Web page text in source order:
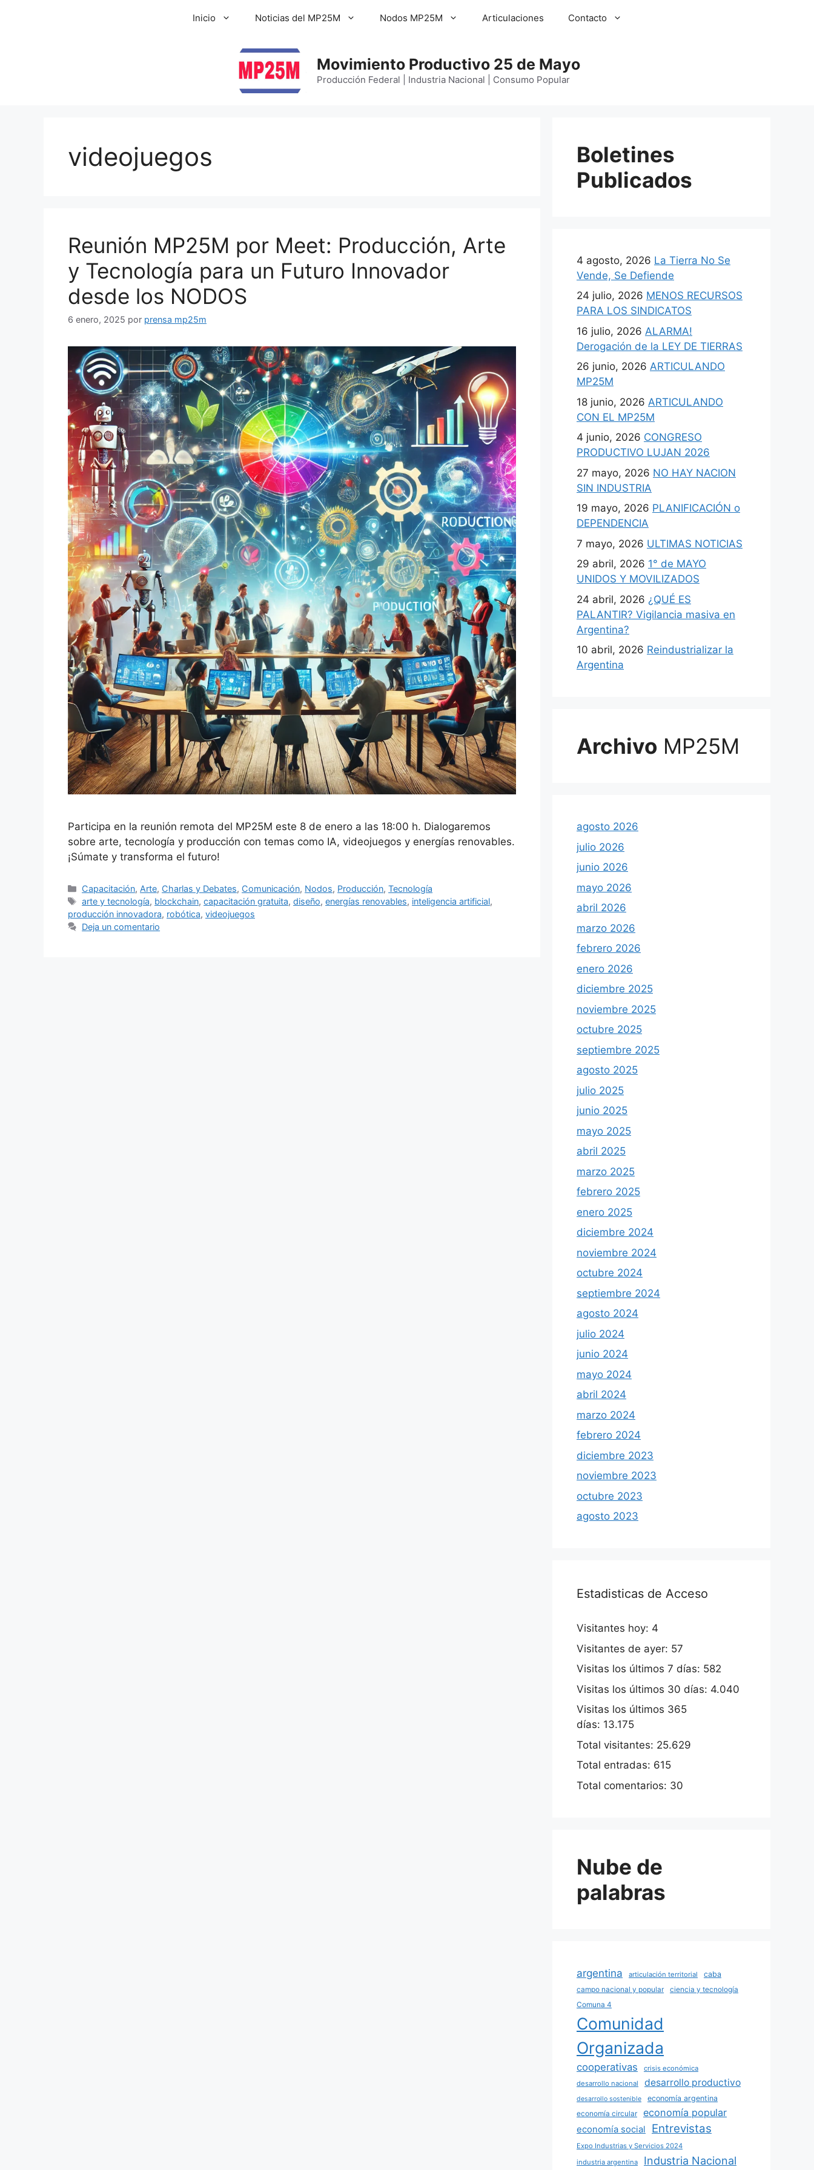
Inicio Noticias del MP25M Nodos MP25M Articulaciones Contacto
Movimiento Productivo 25 de Mayo
Producción Federal | Industria Nacional | Consumo Popular
videojuegos
Reunión MP25M por Meet: Producción, Arte
y Tecnología para un Futuro Innovador
desde los NODOS
6 enero, 2025 por prensa mp25m
Participa en la reunión remota del MP25M este 8 de enero a las 18:00 h. Dialogaremos
sobre arte, tecnología y producción con temas como IA, videojuegos y energías renovables.
¡Súmate y transforma el futuro!
Capacitación, Arte, Charlas y Debates, Comunicación, Nodos, Producción,Tecnología
arte y tecnología, blockchain,capacitación gratuita,diseño,energías renovables, inteligencia artificial,
producción innovadora, robótica, videojuegos
Deja un comentario
Boletines
Publicados
4 agosto, 2026 La Tierra No Se
Vende, Se Defiende
24 julio, 2026 MENOS RECURSOS
PARA LOS SINDICATOS
16 julio, 2026 ALARMA!
Derogación de la LEY DE TIERRAS
26 junio, 2026 ARTICULANDO
MP25M
18 junio, 2026 ARTICULANDO
CON EL MP25M
4 junio, 2026 CONGRESO
PRODUCTIVO LUJAN 2026
27 mayo, 2026 NO HAY NACION
SIN INDUSTRIA
19 mayo, 2026 PLANIFICACIÓN o
DEPENDENCIA
7 mayo, 2026 ULTIMAS NOTICIAS
29 abril, 2026 1° de MAYO
UNIDOS Y MOVILIZADOS
24 abril, 2026 ¿QUÉ ES
PALANTIR? Vigilancia masiva en
Argentina?
10 abril, 2026 Reindustrializar la
Argentina
Archivo MP25M
agosto 2026
julio 2026
junio 2026
mayo 2026
abril 2026
marzo 2026
febrero 2026
enero 2026
diciembre 2025
noviembre 2025
octubre 2025
septiembre 2025
agosto 2025
julio 2025
junio 2025
mayo 2025
abril 2025
marzo 2025
febrero 2025
enero 2025
diciembre 2024
noviembre 2024
octubre 2024
septiembre 2024
agosto 2024
julio 2024
junio 2024
mayo 2024
abril 2024
marzo 2024
febrero 2024
diciembre 2023
noviembre 2023
octubre 2023
agosto 2023
Estadisticas de Acceso
Visitantes hoy: 4
Visitantes de ayer: 57
Visitas los últimos 7 días: 582
Visitas los últimos 30 días: 4.040
Visitas los últimos 365
días: 13.175
Total visitantes: 25.629
Total entradas: 615
Total comentarios: 30
Nube de
palabras
argentina articulación territorial
caba
campo nacional y popular
ciencia y tecnología
Comuna 4
Comunidad
Organizada
cooperativas
crisis económica
desarrollo nacional
desarrollo productivo
desarrollo sostenible
economía argentina
economía circular
economía popular
economía social Entrevistas
Expo Industrias y Servicios 2024
industria argentina
Industria Nacional